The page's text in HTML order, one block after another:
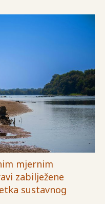
mjernim
zabilježene
sustavnog